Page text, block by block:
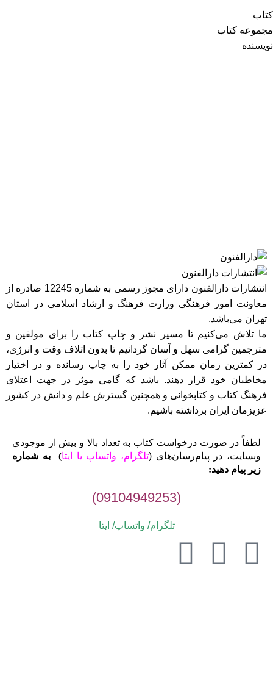
کتاب
مجموعه کتاب
نویسنده
انتشارات دارالفنون دارای مجوز رسمی به شماره 12245 صادره از
معاونت امور فرهنگی وزارت فرهنگ و ارشاد اسلامی در استان
تهران می‌باشد.
ما تلاش می‌کنیم تا مسیر نشر و چاپ کتاب را برای مولفین و
مترجمین گرامی سهل و آسان گردانیم تا بدون اتلاف وقت و انرژی،
در کمترین زمان ممکن آثار خود را به چاپ رسانده و در اختیار
مخاطبان خود قرار دهند. باشد که گامی موثر در جهت اعتلای
فرهنگ کتاب و کتابخوانی و همچنین گسترش علم و دانش در کشور
عزیزمان ایران برداشته باشیم.
لطفاً در صورت درخواست کتاب به تعداد بالا و بیش از موجودی
وبسایت، در پیام‌رسان‌های (تلگرام، واتساپ یا ایتا)
به شماره
زیر پیام دهید:
(09104949253)
تلگرام/ واتساپ/ ایتا